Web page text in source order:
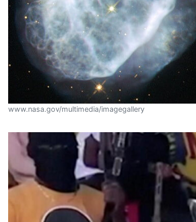
www.nasa.gov/multimedia/imagegallery